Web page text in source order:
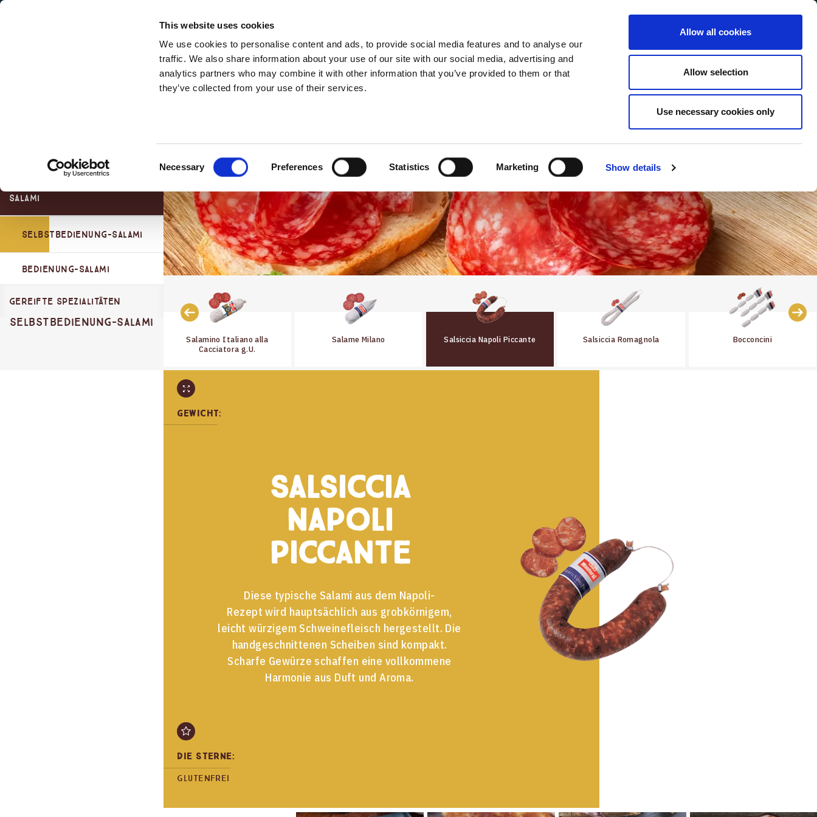
This website uses cookies
We use cookies to personalise content and ads, to provide social media features and to analyse our
traffic. We also share information about your use of our site with our social media, advertising and
analytics partners who may combine it with other information that you’ve provided to them or that
they’ve collected from your use of their services.
Necessary Preferences Statistics Marketing Show details
Allow all cookies
Allow selection
Use necessary cookies only
Select your language
German
Service Menu
Selbstbedienung-Salami
Salamino Italiano alla
Cacciatora g.U.
Salame Milano Salsiccia Napoli Piccante Salsiccia Romagnola Bocconcini
Parmaschinken
San Daniele Schinken
Mortadelle
Salami
Selbstbedienung-Salami
Bedienung-Salami
Gereifte Spezialitäten
Gewicht:
Salsiccia
Napoli
Piccante
Diese typische Salami aus dem Napoli-
Rezept wird hauptsächlich aus grobkörnigem,
leicht würzigem Schweinefleisch hergestellt. Die
handgeschnittenen Scheiben sind kompakt.
Scharfe Gewürze schaffen eine vollkommene
Harmonie aus Duft und Aroma.
Die Sterne:
Glutenfrei